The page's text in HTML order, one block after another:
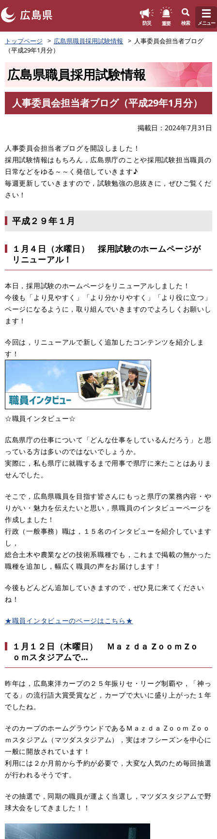
ペ
ー
。
防災 重要 検索 メニュー
トップページ 広島県職員採用試験情報
人事委員会担当者ブログ
（平成29年1月分）
広島県職員採用試験情報
文
人事委員会担当者ブログ（平成29年1月分）
掲載日 2024年7月31日
人事委員会担当者ブログを開設しました！
採用試験情報はもちろん，広島県庁のことや採用試験担当職員の
日常などをゆる～～く発信していきます♪
毎週更新していきますので，試験勉強の息抜きに，ぜひご覧くだ
さい！
平成２９年１月
１月４日（水曜日） 採用試験のホームページが
リニューアル！
本日，採用試験のホームページをリニューアルしました！
今後も「より見やすく」「より分かりやすく」「より役に立つ」
ページになるように，取り組んでいきますのでよろしくお願いし
ます！
今回は，リニューアルで新しく追加したコンテンツを紹介しま
す！
☆職員インタビュー☆
広島県庁の仕事について「どんな仕事をしているんだろう」と思
っている方は多いのではないでしょうか。
実際に，私も県庁に就職するまで用事で県庁に来たことはありま
せんでした。
そこで，広島県職員を目指す皆さんにもっと県庁の業務内容・や
りがい・魅力を伝えたいと思い，県職員のインタビューページを
作成しました！
行政（一般事務）職は，１５名のインタビューを紹介しています
し，
総合土木や農業などの技術系職種でも，これまで掲載の無かった
職種を追加し，幅広く職員の声をお届けします！
今後もどんどん追加していきますので，ぜひ見に来てください
ね！
★職員インタビューのページはこちら★
１月１２日（木曜日） Ｍａｚｄａ Zｏｏｍ Zｏ
ｏｍスタジアムで…
昨年は，広島東洋カープの２５年振りセ・リーグ制覇や，「神っ
てる」の流行語大賞受賞など，カープで大いに盛り上がった１年
でしたね。
そのカープのホームグラウンドであるＭａｚｄａ Zｏｏｍ Zｏｏ
ｍスタジアム（マツダスタジアム），実はオフシーズンを中心に
一般に開放されています！
利用には２か月前から予約が必要で，大変な人気のため毎回抽選
が行われるそうです。
その抽選で，同期の職員が運よく当選し，マツダスタジアムで野
球大会をしてきました！！